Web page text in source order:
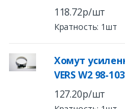
118.72р/шт
Кратность: 1шт
Хомут
VERS W2 98-
127.20р/шт